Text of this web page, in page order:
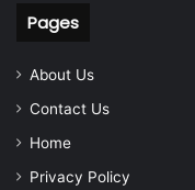
Pages
About Us
Contact Us
Home
Privacy Policy